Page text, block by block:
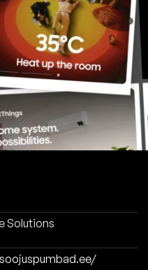
Solutions